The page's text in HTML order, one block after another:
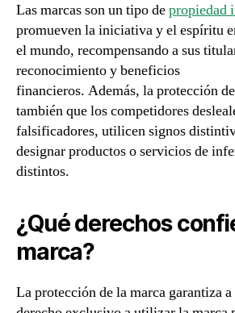
Las marcas son un tipo depropiedad
promueven la iniciativa y el espíritu
el mundo, recompensando a sus
reconocimiento y beneficios
financieros. Además, la protección
también que los competidores
falsificadores, utilicen signos
designar productos o servicios de
distintos.
¿Qué derechos
marca?
La protección de la marca garantiza